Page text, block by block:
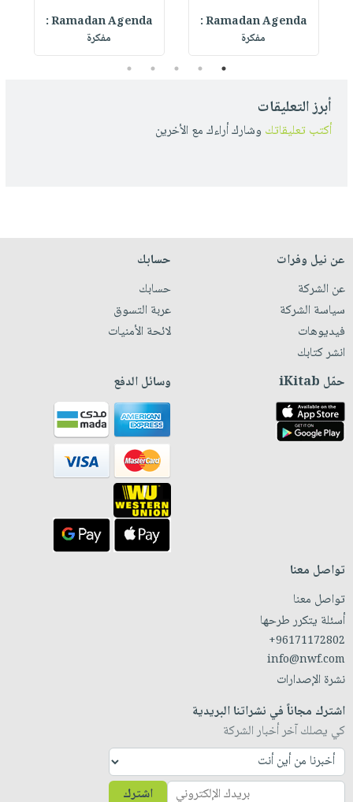
Ramadan Agenda :
مفكرة
Ramadan Agenda :
مفكرة
1
2
3
4
5
أبرز التعليقات
أكتب تعليقاتك وشارك أراءك مع الأخرين
عن نيل وفرات
عن الشركة
سياسة الشركة
فيديوهات
انشر كتابك
حسابك
حسابك
عربة التسوق
لائحة الأمنيات
حمّل iKitab وسائل الدفع
تواصل معنا
تواصل معنا
أسئلة يتكرر طرحها
+96171172802
info@nwf.com
نشرة الإصدارات
اشترك مجاناً في نشراتنا البريدية
كي يصلك آخر أخبار الشركة
اشترك